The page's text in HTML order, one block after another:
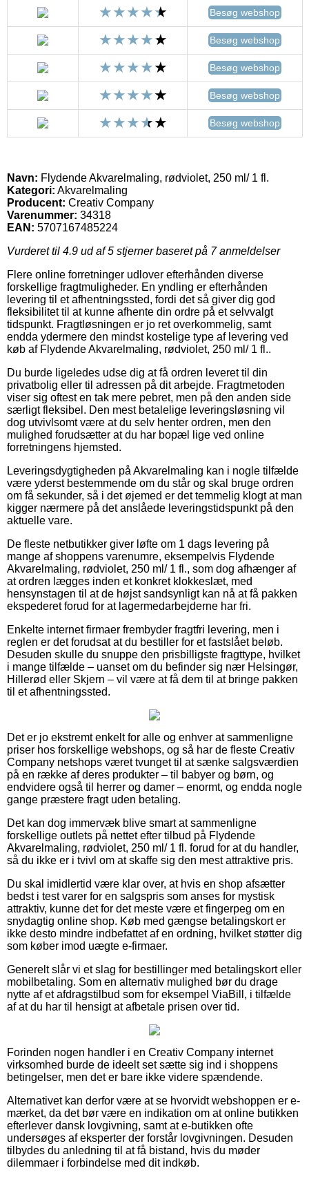
Besøg webshop
Besøg webshop
Besøg webshop
Besøg webshop
Besøg webshop
Navn: Flydende Akvarelmaling, rødviolet, 250 ml/ 1 fl.
Kategori: Akvarelmaling
Producent: Creativ Company
Varenummer: 34318
EAN: 5707167485224
Vurderet til 4.9 ud af 5 stjerner baseret på 7anmeldelser
Flere online forretninger udlover efterhånden diverse
forskellige fragtmuligheder. En yndling er efterhånden
levering til et afhentningssted, fordi det så giver dig god
fleksibilitet til at kunne afhente din ordre på et selvvalgt
tidspunkt. Fragtløsningen er jo ret overkommelig, samt
endda ydermere den mindst kostelige type af levering ved
køb af Flydende Akvarelmaling, rødviolet, 250 ml/ 1 fl..
Du burde ligeledes udse dig at få ordren leveret til din
privatbolig eller til adressen på dit arbejde. Fragtmetoden
viser sig oftest en tak mere pebret, men på den anden side
særligt fleksibel. Den mest betalelige leveringsløsning vil
dog utvivlsomt være at du selv henter ordren, men den
mulighed forudsætter at du har bopæl lige ved online
forretningens hjemsted.
Leveringsdygtigheden på Akvarelmaling kan i nogle tilfælde
være yderst bestemmende om du står og skal bruge ordren
om få sekunder, så i det øjemed er det temmelig klogt at man
kigger nærmere på det anslåede leveringstidspunkt på den
aktuelle vare.
De fleste netbutikker giver løfte om 1 dags levering på
mange af shoppens varenumre, eksempelvis Flydende
Akvarelmaling, rødviolet, 250 ml/ 1 fl., som dog afhænger af
at ordren lægges inden et konkret klokkeslæt, med
hensynstagen til at de højst sandsynligt kan nå at få pakken
ekspederet forud for at lagermedarbejderne har fri.
Enkelte internet firmaer frembyder fragtfri levering, men i
reglen er det forudsat at du bestiller for et fastslået beløb.
Desuden skulle du snuppe den prisbilligste fragttype, hvilket
i mange tilfælde – uanset om du befinder sig nær Helsingør,
Hillerød eller Skjern – vil være at få dem til at bringe pakken
til et afhentningssted.
Det er jo ekstremt enkelt for alle og enhver at sammenligne
priser hos forskellige webshops, og så har de fleste Creativ
Company netshops været tvunget til at sænke salgsværdien
på en række af deres produkter – til babyer og børn, og
endvidere også til herrer og damer – enormt, og endda nogle
gange præstere fragt uden betaling.
Det kan dog immervæk blive smart at sammenligne
forskellige outlets på nettet efter tilbud på Flydende
Akvarelmaling, rødviolet, 250 ml/ 1 fl. forud for at du handler,
så du ikke er i tvivl om at skaffe sig den mest attraktive pris.
Du skal imidlertid være klar over, at hvis en shop afsætter
bedst i test varer for en salgspris som anses for mystisk
attraktiv, kunne det for det meste være et fingerpeg om en
snydagtig online shop. Køb med gængse betalingskort er
ikke desto mindre indbefattet af en ordning, hvilket støtter dig
som køber imod uægte e-firmaer.
Generelt slår vi et slag for bestillinger med betalingskort eller
mobilbetaling. Som en alternativ mulighed bør du drage
nytte af et afdragstilbud som for eksempel ViaBill, i tilfælde
af at du har til hensigt at afbetale prisen over tid.
Forinden nogen handler i en Creativ Company internet
virksomhed burde de ideelt set sætte sig ind i shoppens
betingelser, men det er bare ikke videre spændende.
Alternativet kan derfor være at se hvorvidt webshoppen er e-
mærket, da det bør være en indikation om at online butikken
efterlever dansk lovgivning, samt at e-butikken ofte
undersøges af eksperter der forstår lovgivningen. Desuden
tilbydes du anledning til at få bistand, hvis du møder
dilemmaer i forbindelse med dit indkøb.